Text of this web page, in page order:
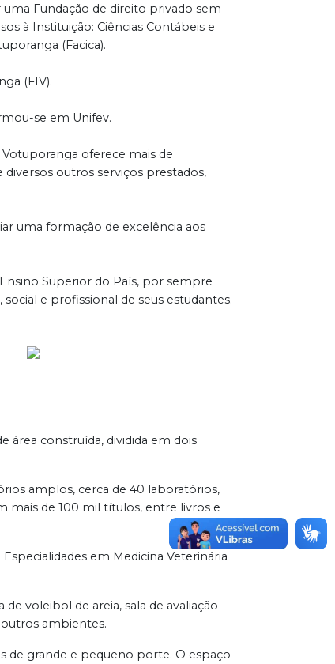
Fundação de direito privado sem
à Instituição: Ciências Contábeis e
(Facica).
(FIV).
se em Unifev.
oferece mais de
diversos outros serviços prestados,
uma formação de excelência aos
Superior do País, por sempre
e profissional de seus estudantes.
área construída, dividida em dois
amplos, cerca de 40 laboratórios,
mais de 100 mil títulos, entre livros e
em Medicina Veterinária
voleibol de areia, sala de avaliação
ambientes.
de grande e pequeno porte. O espaço